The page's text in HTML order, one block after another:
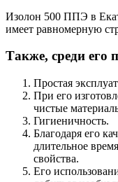
Изолон 500 ППЭ в
имеет равномерную
Также, среди его
Простая
При его
чистые
Гигиеничность.
Благодаря его
длительное
свойства.
Его